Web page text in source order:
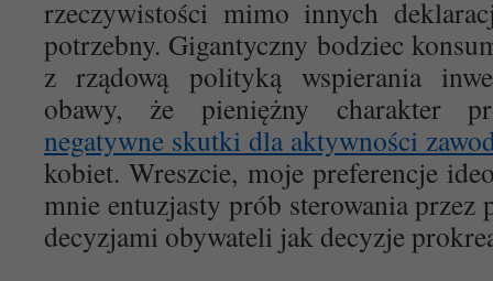
rzeczywistości mimo innych
potrzebny. Gigantyczny bodziec
z rządową polityką wspierania
obawy, że pieniężny charakter
negatywne skutki dla aktywności
kobiet. Wreszcie, moje preferencje
mnie entuzjasty prób sterowania
decyzjami obywateli jak decyzje